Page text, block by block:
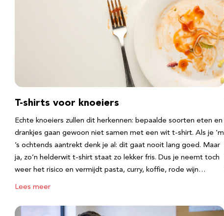
T-shirts voor knoeiers
Echte knoeiers zullen dit herkennen: bepaalde soorten eten en
drankjes gaan gewoon niet samen met een wit t-shirt. Als je ‘m
’s ochtends aantrekt denk je al: dit gaat nooit lang goed. Maar
ja, zo’n helderwit t-shirt staat zo lekker fris. Dus je neemt toch
weer het risico en vermijdt pasta, curry, koffie, rode wijn…
Lees meer